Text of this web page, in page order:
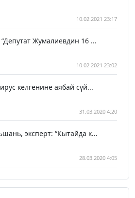
10.02.2021 23:17
Жумалиевдин 16 ...
10.02.2021 23:02
келгенине аябай сүй...
31.03.2020 4:20
эксперт: “Кытайда к...
28.03.2020 4:05